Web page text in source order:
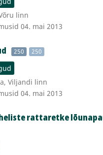
linn
04. mai 2013
250 250
Viljandi linn
04. mai 2013
rattaretke